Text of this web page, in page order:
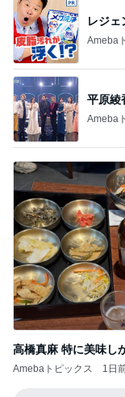
レジェ
Ameba
平原綾
Ameba
高橋真麻 特に美味し
Amebaトピックス 1日